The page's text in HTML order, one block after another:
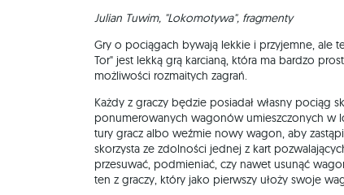
Julian Tuwim, "Lokomotywa", fragmenty
Gry o pociągach bywają lekkie i przyjemne, ale
Tor" jest lekką grą karcianą, która ma bardzo
możliwości rozmaitych zagrań.
Każdy z graczy będzie posiadał własny pociąg
ponumerowanych wagonów umieszczonych w
tury gracz albo weźmie nowy wagon, aby
skorzysta ze zdolności jednej z kart
przesuwać, podmieniać, czy nawet usunąć
ten z graczy, który jako pierwszy ułoży swoje